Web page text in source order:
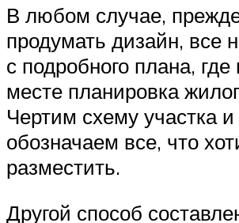
В любом случае,
продумать дизайн, все
с подробного плана,
месте планировка
Чертим схему участка и
обозначаем все, что
разместить.
Другой способ